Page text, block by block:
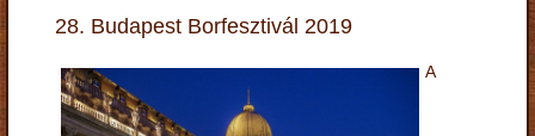
28. Budapest Borfesztivál 2019
A